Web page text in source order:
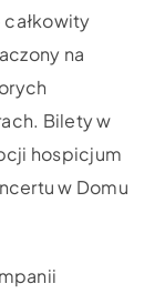
całkowity
na
Bilety w
hospicjum
w Domu